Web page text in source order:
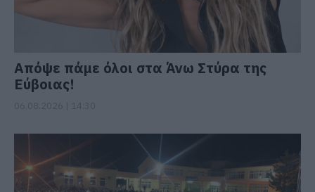
Απόψε πάμε όλοι στα Άνω Στύρα της
Εύβοιας!